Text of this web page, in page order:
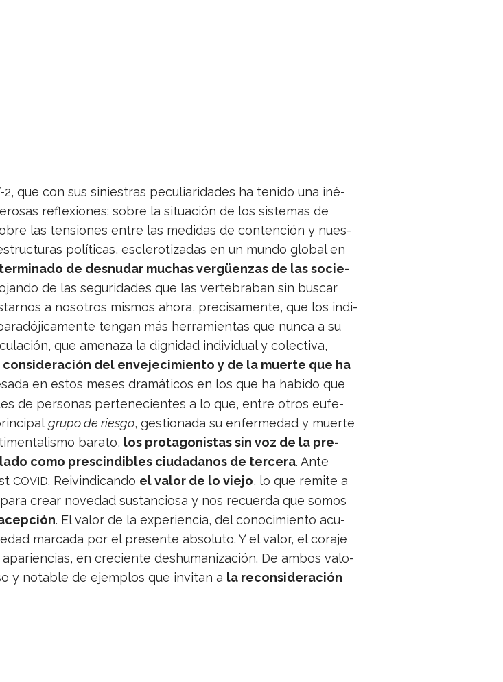
que con sus sinies­tras pecu­lia­ri­da­des ha tenido una iné­
refle­xio­nes: sobre la situa­ción de los sis­te­mas de
las ten­sio­nes entre las medi­das de con­ten­ción y nues­
polí­ti­cas, escle­ro­ti­za­das en un mundo glo­bal en
de des­nu­dar muchas ver­güen­zas de las socie­
de las segu­ri­da­des que las ver­te­bra­ban sin bus­car
a noso­tros mis­mos ahora, pre­ci­sa­mente, que los indi­
ten­gan más herra­mien­tas que nunca a su
que ame­naza la dig­ni­dad indi­vi­dual y colec­tiva,
con­si­de­ra­ción del enve­je­ci­miento y de la muerte que ha
en estos meses dra­má­ti­cos en los que ha habido que
de per­so­nas per­te­ne­cien­tes a lo que, entre otros eufe­
grupo de riesgo, ges­tio­nada su enfer­me­dad y muerte
barato, los pro­ta­go­nis­tas sin voz de la pre­
como pres­cin­di­bles ciu­da­da­nos de ter­cera. Ante
COVID. Reivin­di­cando el valor de lo viejo, lo que remite a
crear nove­dad sus­tan­ciosa y nos recuerda que somos
. El valor de la expe­rien­cia, del cono­ci­miento acu­
mar­cada por el pre­sente abso­luto. Y el valor, el coraje
en cre­ciente des­hu­ma­ni­za­ción. De ambos valo­
y nota­ble de ejem­plos que invi­tan a la recon­si­de­ra­ción